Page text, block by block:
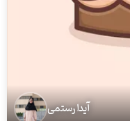
آیدا رستمی